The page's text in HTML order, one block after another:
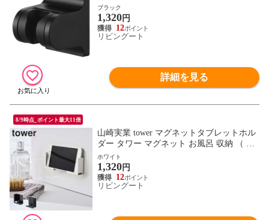
8102889 タワーシリーズ シャワーホルダー
フィルムフック 角度が調節できる シャワ
ーヘッドホルダー シャワー フック ホルダ
ー シャワーフック ） 【ブラック】
ブラック
1,320円
12
リビングート
詳細を見る
8/9時点_ポイント最大11倍
山崎実業 tower マグネットタブレットホル
ダー タワー マグネット お風呂 収納 （ ス
マホホルダー タブレットホルダー スマホ
置き 石 強力マグネット ホルダー スマホ
タブレット スタンド 浴室 キッチン 壁 ）
【ホワイト】
ホワイト
1,320円
12
リビングート